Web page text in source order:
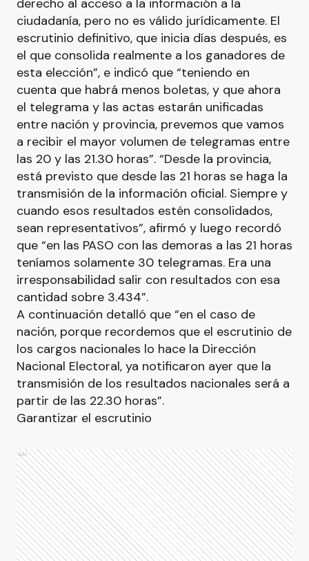
derecho al acceso a la información a la
ciudadanía, pero no es válido jurídicamente. El
escrutinio definitivo, que inicia días después, es
el que consolida realmente a los ganadores de
esta elección”, e indicó que “teniendo en
cuenta que habrá menos boletas, y que ahora
el telegrama y las actas estarán unificadas
entre nación y provincia, prevemos que vamos
a recibir el mayor volumen de telegramas entre
las 20 y las 21.30 horas”. “Desde la provincia,
está previsto que desde las 21 horas se haga la
transmisión de la información oficial. Siempre y
cuando esos resultados estén consolidados,
sean representativos”, afirmó y luego recordó
que “en las PASO con las demoras a las 21 horas
teníamos solamente 30 telegramas. Era una
irresponsabilidad salir con resultados con esa
cantidad sobre 3.434”.
A continuación detalló que “en el caso de
nación, porque recordemos que el escrutinio de
los cargos nacionales lo hace la Dirección
Nacional Electoral, ya notificaron ayer que la
transmisión de los resultados nacionales será a
partir de las 22.30 horas”.
Garantizar el escrutinio
Ads